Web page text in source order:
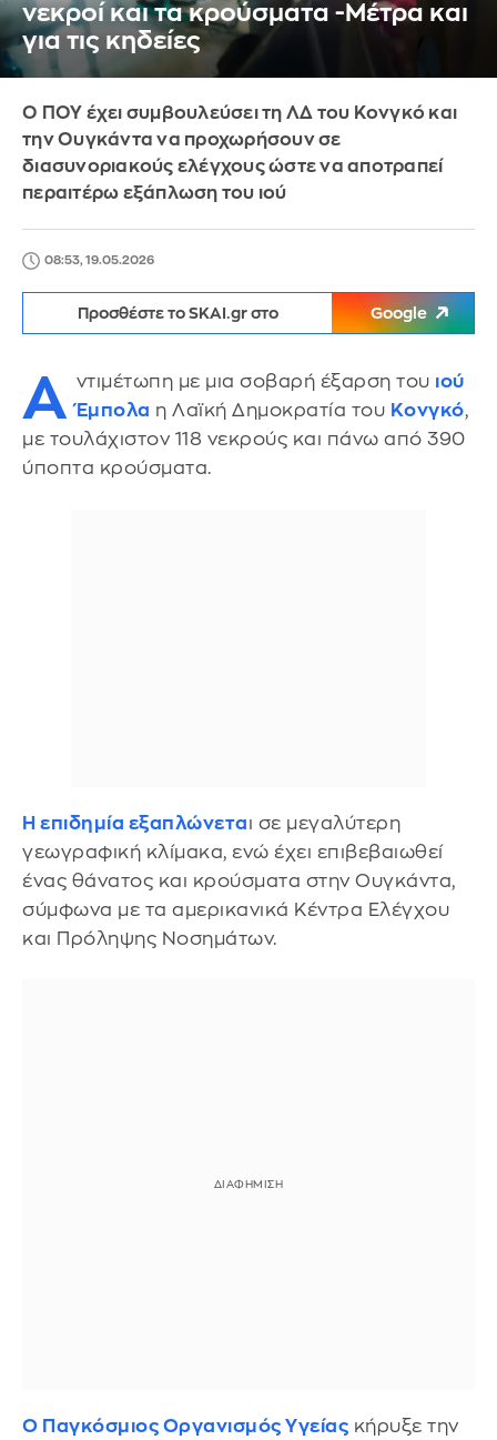
νεκροί και τα κρούσματα -Μέτρα και
για τις κηδείες
Ο ΠΟΥ έχει συμβουλεύσει τη ΛΔ του Κονγκό και
την Ουγκάντα να προχωρήσουν σε
διασυνοριακούς ελέγχους ώστε να αποτραπεί
περαιτέρω εξάπλωση του ιού
08:53, 19.05.2026
Προσθέστε το SKAI.gr στο Google
Α ντιμέτωπη με μια σοβαρή έξαρση του ιού
Έμπολα η Λαϊκή Δημοκρατία του Κονγκό,
με τουλάχιστον 118 νεκρούς και πάνω από 390
ύποπτα κρούσματα.
Η επιδημία εξαπλώνεται σε μεγαλύτερη
γεωγραφική κλίμακα, ενώ έχει επιβεβαιωθεί
ένας θάνατος και κρούσματα στην Ουγκάντα,
σύμφωνα με τα αμερικανικά Κέντρα Ελέγχου
και Πρόληψης Νοσημάτων.
Ο Παγκόσμιος Οργανισμός Υγείας κήρυξε την